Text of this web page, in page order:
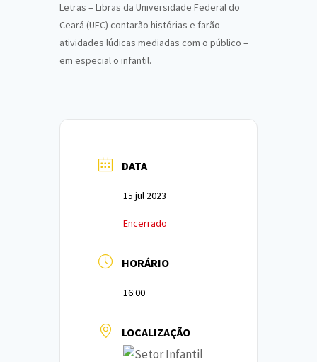
Letras – Libras da Universidade Federal do
Ceará (UFC) contarão histórias e farão
atividades lúdicas mediadas com o público –
em especial o infantil.
DATA
15 jul 2023
Encerrado
HORÁRIO
16:00
LOCALIZAÇÃO